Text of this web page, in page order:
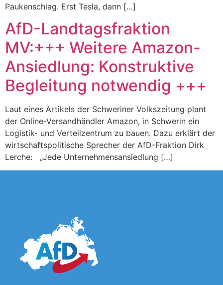
Paukenschlag. Erst Tesla, dann […]
AfD-Landtagsfraktion
MV:+++ Weitere Amazon-
Ansiedlung: Konstruktive
Begleitung notwendig +++
Laut eines Artikels der Schweriner Volkszeitung plant
der Online-Versandhändler Amazon, in Schwerin ein
Logistik- und Verteilzentrum zu bauen. Dazu erklärt der
wirtschaftspolitische Sprecher der AfD-Fraktion Dirk
Lerche: „Jede Unternehmensansiedlung […]